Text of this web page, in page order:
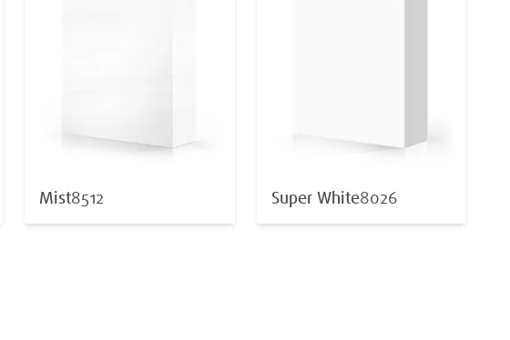
Mist8512 Super White8026